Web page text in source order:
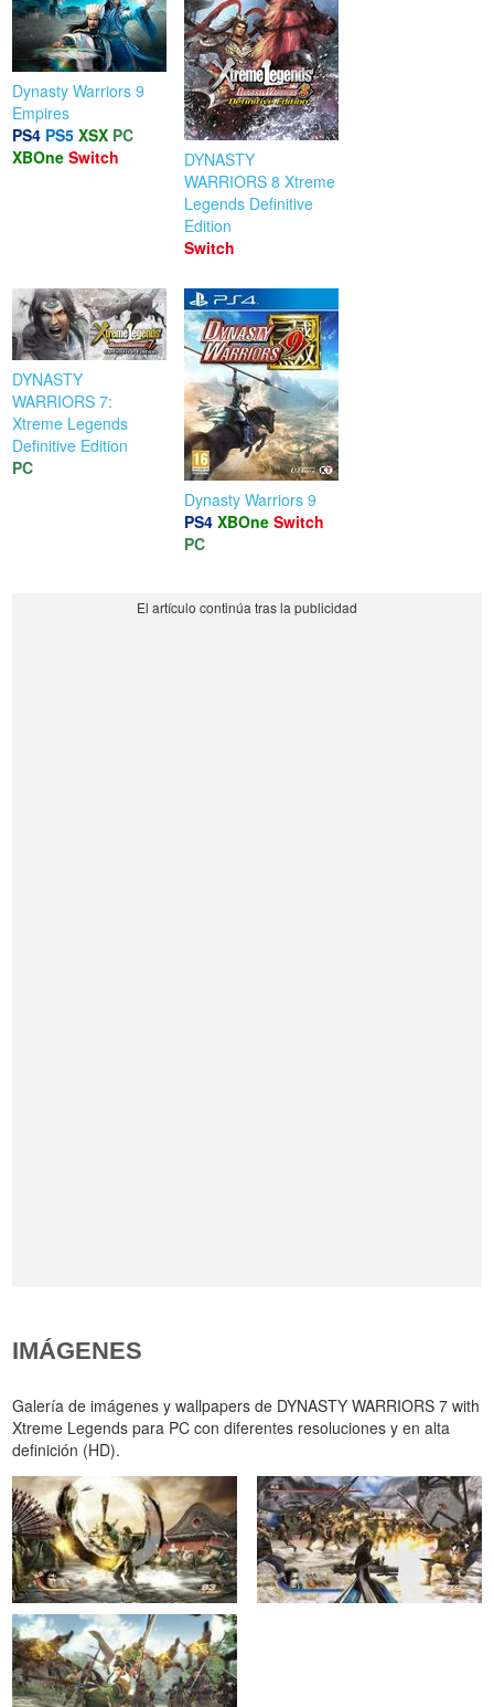
Dynasty Warriors 9
Empires
PS4 PS5 XSX PC
XBOne Switch
DYNASTY
WARRIORS 8 Xtreme
Legends Definitive
Edition
Switch
DYNASTY
WARRIORS 7:
Xtreme Legends
Definitive Edition
PC
Dynasty Warriors 9
PS4 XBOne Switch
PC
IMÁGENES
Galería de imágenes y wallpapers de DYNASTY WARRIORS 7 with
Xtreme Legends para PC con diferentes resoluciones y en alta
definición (HD).